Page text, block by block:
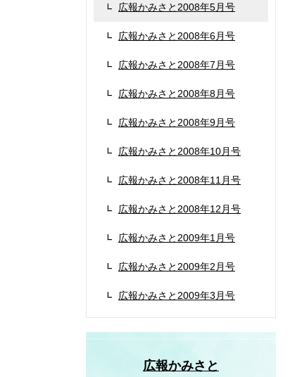
広報かみさと2008年5月号
広報かみさと2008年6月号
広報かみさと2008年7月号
広報かみさと2008年8月号
広報かみさと2008年9月号
広報かみさと2008年10月号
広報かみさと2008年11月号
広報かみさと2008年12月号
広報かみさと2009年1月号
広報かみさと2009年2月号
広報かみさと2009年3月号
広報かみさと